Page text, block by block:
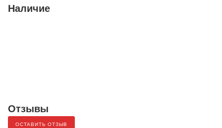
Наличие
Отзывы
ОСТАВИТЬ ОТЗЫВ